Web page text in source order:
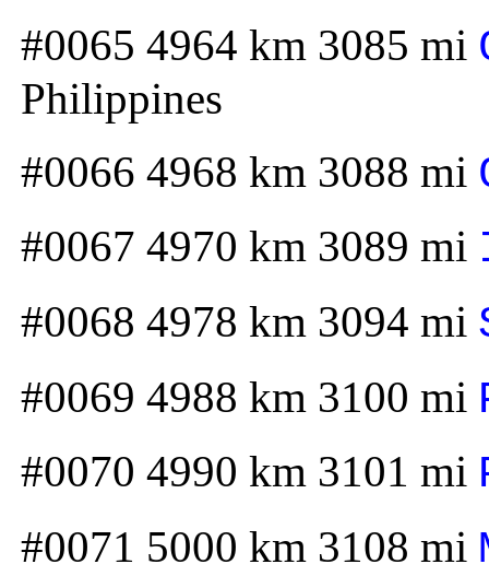
#0065 4964 km 3085 mi
Philippines
#0066 4968 km 3088 mi
#0067 4970 km 3089 mi
#0068 4978 km 3094 mi
#0069 4988 km 3100 mi
#0070 4990 km 3101 mi
#0071 5000 km 3108 mi